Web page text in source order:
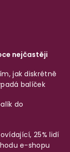
nejčastěji
jak diskrétně
balíček
do
25% lidí
e-shopu